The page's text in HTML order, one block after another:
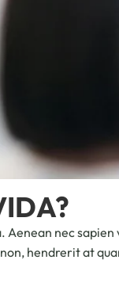
nec
hendrerit at